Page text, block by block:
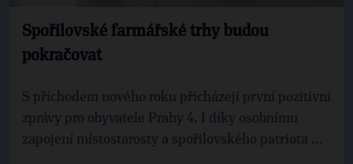
Spořilovské farmářské trhy budou
pokračovat
S příchodem nového roku přicházejí první pozitivní
zprávy pro obyvatele Prahy 4. I díky osobnímu
zapojení místostarosty a spořilovského patriota ...